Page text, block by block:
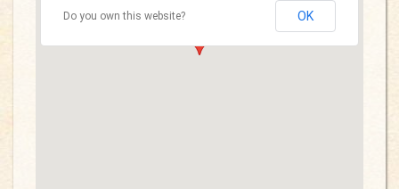
Do you own this website? OK